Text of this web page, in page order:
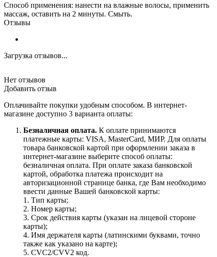
Способ применения: нанести на влажные волосы, применить
массаж, оставить на 2 минуты. Смыть.
Отзывы
Загрузка отзывов...
Нет отзывов
Добавить отзыв
Оплачивайте покупки удобным способом. В интернет-
магазине доступно 3 варианта оплаты:
Безналичная оплата. К оплате принимаются
платежные карты: VISA, MasterCard, МИР. Для оплаты
товара банковской картой при оформлении заказа в
интернет-магазине выберите способ оплаты:
безналичная оплата. При оплате заказа банковской
картой, обработка платежа происходит на
авторизационной странице банка, где Вам необходимо
ввести данные Вашей банковской карты:
1. Тип карты;
2. Номер карты;
3. Срок действия карты (указан на лицевой стороне
карты);
4. Имя держателя карты (латинскими буквами, точно
также как указано на карте);
5. CVC2/CVV2 код.